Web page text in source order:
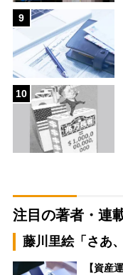
9
10
注目の著者・連
藤川里絵「さあ
【資産